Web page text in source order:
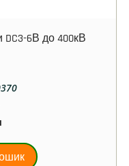
DC3-6В до 400кВ